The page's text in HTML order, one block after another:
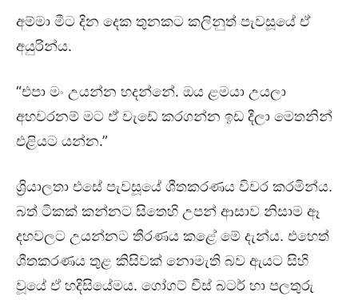
අම්මා මීට දින දෙක තුනකට කලිනුත් පැවසූයේ ඒ
අයුරින්ය.
“එපා මං උයන්න හදන්නේ. ඔය ළමයා උයලා
අහවරනම් මට ඒ වැඩේ කරගන්න ඉඩ දීලා මෙතනින්
එළියට යන්න.”
ශ්‍රියාලතා එසේ පැවසූයේ ශීතකරණය විවර කරමින්ය.
බත් ටිකක් කන්නට සිතෙහි උපන් ආසාව නිසාම ඈ
දහවලට උයන්නට තීරණය කළේ මේ දැන්ය. එහෙත්
ශීතකරණය තුළ කිසිවක් නොමැති බව ඇයට සිහි
වූයේ ඒ හදිසියේමය. ගෝගට් චීස් බටර් හා පලතුරු